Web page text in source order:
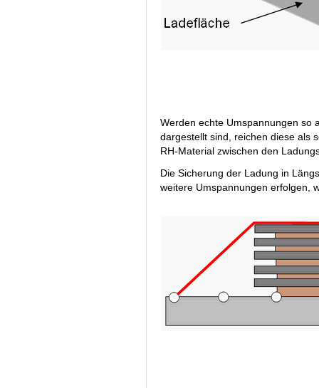
Werden echte Umspannungen so
dargestellt sind, reichen diese als
RH-Material zwischen den
Die Sicherung der Ladung in
weitere Umspannungen erfolgen,